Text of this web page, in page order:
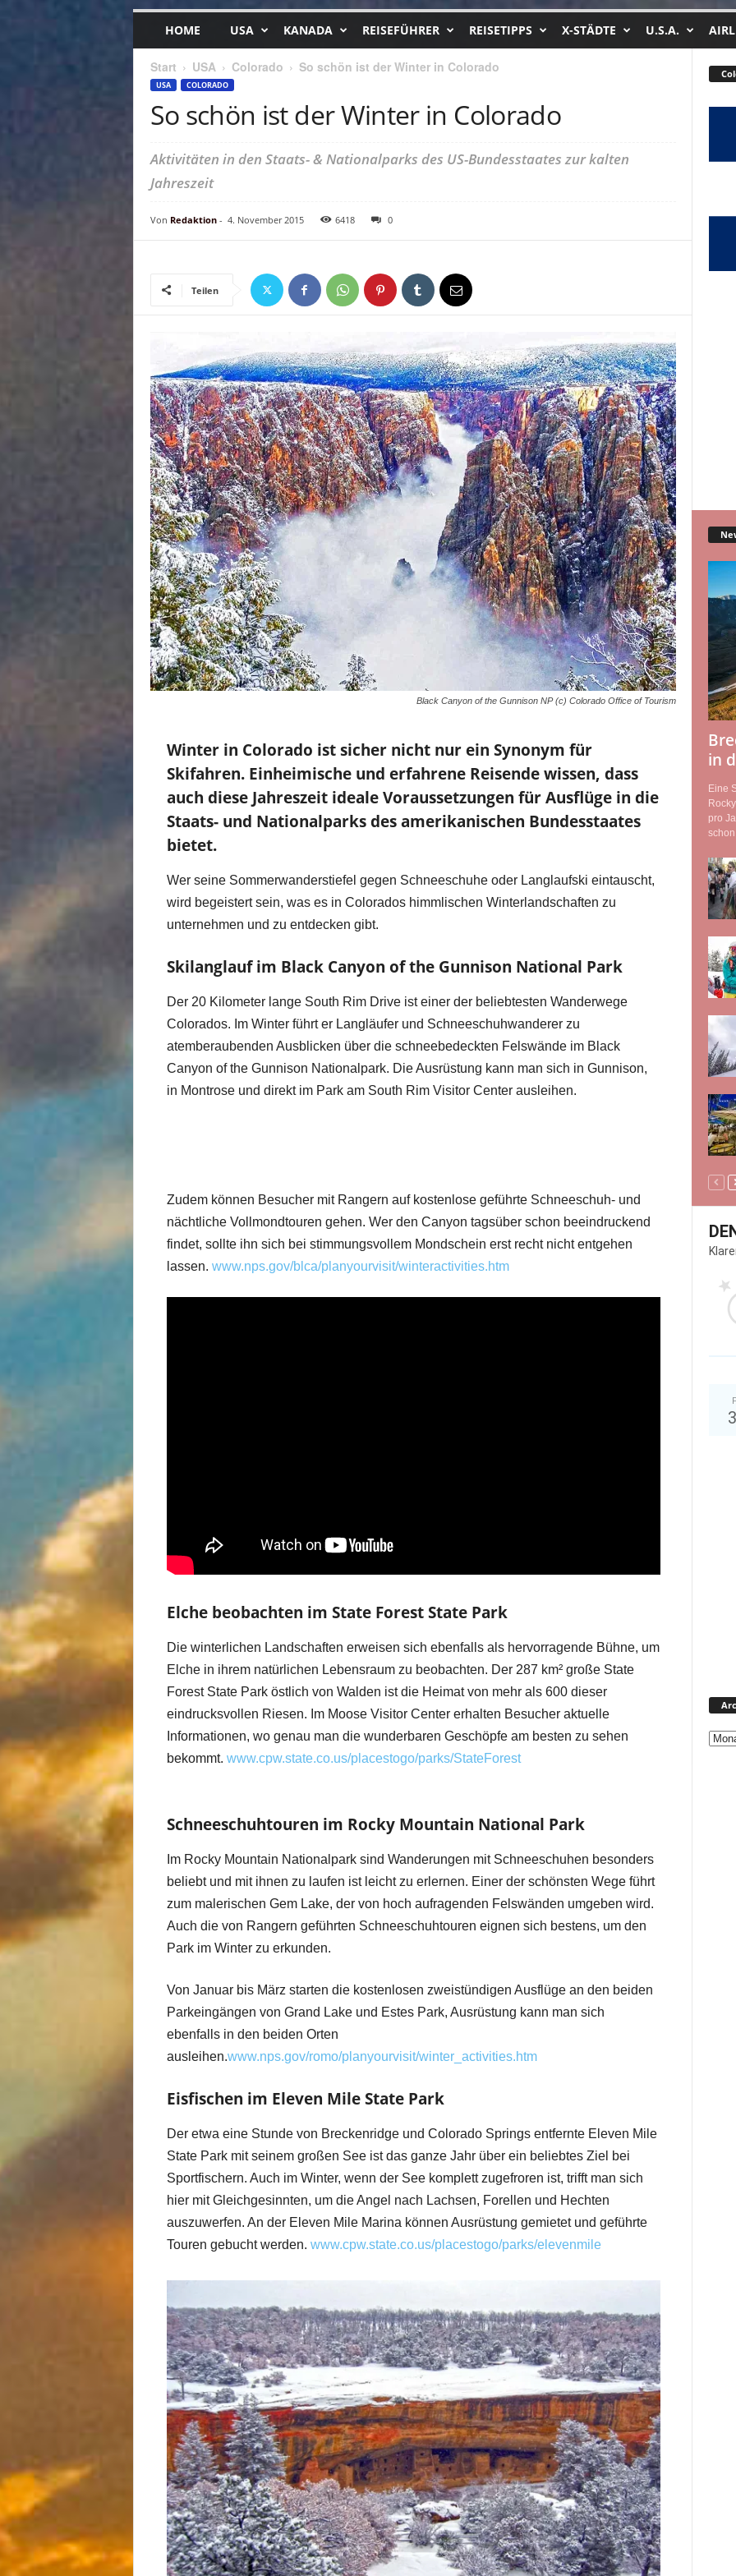
HOME USA KANADA REISEFÜHRER REISETIPPS X-STÄDTE U.S.A.
Start USA Colorado So schön ist der Winter in Colorado
USA COLORADO
So schön ist der Winter in Colorado
Aktivitäten in den Staats- & Nationalparks des US-Bundesstaates zur kalten
Jahreszeit
Von Redaktion- 4. November 2015 6418 0
Teilen
Black Canyon of the Gunnison NP (c) Colorado Office of Tourism
Winter in Colorado ist sicher nicht nur ein Synonym für
Skifahren. Einheimische und erfahrene Reisende wissen, dass
auch diese Jahreszeit ideale Voraussetzungen für Ausflüge in die
Staats- und Nationalparks des amerikanischen Bundesstaates
bietet.
Wer seine Sommerwanderstiefel gegen Schneeschuhe oder Langlaufski eintauscht,
wird begeistert sein, was es in Colorados himmlischen Winterlandschaften zu
unternehmen und zu entdecken gibt.
Skilanglauf im Black Canyon of the Gunnison National Park
Der 20 Kilometer lange South Rim Drive ist einer der beliebtesten Wanderwege
Colorados. Im Winter führt er Langläufer und Schneeschuhwanderer zu
atemberaubenden Ausblicken über die schneebedeckten Felswände im Black
Canyon of the Gunnison Nationalpark. Die Ausrüstung kann man sich in Gunnison,
in Montrose und direkt im Park am South Rim Visitor Center ausleihen.
Zudem können Besucher mit Rangern auf kostenlose geführte Schneeschuh- und
nächtliche Vollmondtouren gehen. Wer den Canyon tagsüber schon beeindruckend
findet, sollte ihn sich bei stimmungsvollem Mondschein erst recht nicht entgehen
lassen. www.nps.gov/blca/planyourvisit/winteractivities.htm
Elche beobachten im State Forest State Park
Die winterlichen Landschaften erweisen sich ebenfalls als hervorragende Bühne, um
Elche in ihrem natürlichen Lebensraum zu beobachten. Der 287 km² große State
Forest State Park östlich von Walden ist die Heimat von mehr als 600 dieser
eindrucksvollen Riesen. Im Moose Visitor Center erhalten Besucher aktuelle
Informationen, wo genau man die wunderbaren Geschöpfe am besten zu sehen
bekommt. www.cpw.state.co.us/placestogo/parks/StateForest
Schneeschuhtouren im Rocky Mountain National Park
Im Rocky Mountain Nationalpark sind Wanderungen mit Schneeschuhen besonders
beliebt und mit ihnen zu laufen ist leicht zu erlernen. Einer der schönsten Wege führt
zum malerischen Gem Lake, der von hoch aufragenden Felswänden umgeben wird.
Auch die von Rangern geführten Schneeschuhtouren eignen sich bestens, um den
Park im Winter zu erkunden.
Von Januar bis März starten die kostenlosen zweistündigen Ausflüge an den beiden
Parkeingängen von Grand Lake und Estes Park, Ausrüstung kann man sich
ebenfalls in den beiden Orten
ausleihen.www.nps.gov/romo/planyourvisit/winter_activities.htm
Eisfischen im Eleven Mile State Park
Der etwa eine Stunde von Breckenridge und Colorado Springs entfernte Eleven Mile
State Park mit seinem großen See ist das ganze Jahr über ein beliebtes Ziel bei
Sportfischern. Auch im Winter, wenn der See komplett zugefroren ist, trifft man sich
hier mit Gleichgesinnten, um die Angel nach Lachsen, Forellen und Hechten
auszuwerfen. An der Eleven Mile Marina können Ausrüstung gemietet und geführte
Touren gebucht werden. www.cpw.state.co.us/placestogo/parks/elevenmile
in
Eine
pro